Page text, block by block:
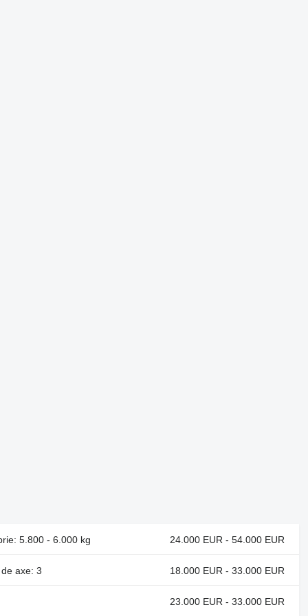
5.800 - 6.000 kg 24.000 EUR - 54.000 EUR
axe: 3 18.000 EUR - 33.000 EUR
23.000 EUR - 33.000 EUR